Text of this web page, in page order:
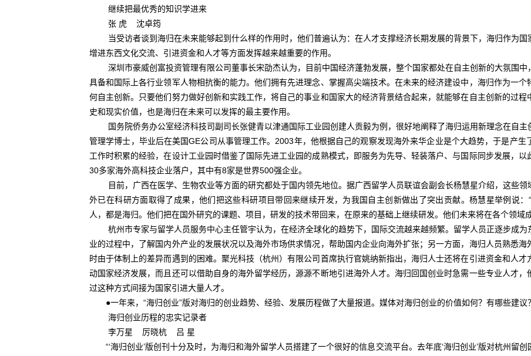
继续把最优秀的知识学进来
张 虎 沈卓筠
当受访者谈到海归在未来能够起到什么样的作用时，他们普遍认为：在人才支撑经济长期发展的背景下，海归作为国
增进东西文化交流、引进资金和人才等方面发挥越来越重要的作用。
深圳市豪威创富投资管理有限公司董事长宋劭杰认为，目前中国经济蓬勃发展，整个国家都处在自主创新的大氛围中
具备和国际上各行业领军人物相抗衡的能力。他们拥有先进理念、掌握高尖端技术。在未来的经济建设中，海归作为一
何自主创新。只要他们努力做好创新和实践工作，将自己的事业和国家大的经济背景结合起来，就能够在自主创新的过
史和现实价值，也是海归在未来可以发挥的最主要作用。
国务院侨务办公室经济科技司副司长张健青以津通国际工业园创建人贡毅为例，很好地阐释了海归运用新理念在自主
管理学博士，毕业后在美国GE公司从事管理工作。2003年，他根据自己的观察发现海外来华企业是个大趋势，于是产
工作时积累的经验，在设计工业园时借鉴了国际先进工业园的成熟模式，即服务为先导、轻装落户、与国际同步发展，
30多家海外高科技企业落户，其中有8家是世界500强企业。
目前，广西在医学、生物农业等方面的研究都处于国内领先地位。据广西留学人员联谊会副会长杨慧星介绍，这些领
外已在科研方面取得了成果，他们把这些科研项目带回来继续开发，为我国自主创新做出了突出贡献。杨慧星举例说
人，都是海归。他们把在国外研究的课题、项目，研发的技术带回来，在原来的基础上继续研发。他们未来将在各个领域
杭州市专家与留学人员服务中心主任管宇认为，在经济全球化的趋势下，国际交流越来越频繁。留学人员正逐步成为
业的过程中，了解国内外产业的发展状况以及海外市场供求情况，帮助国内企业向海外扩张；另一方面，海归人员熟悉
时由于体制上的差异而遇到的困难。聚光科技（杭州）有限公司首席执行官姚纳新指出，海归人士还将在引进资金和人
动国家经济发展，而且还可以借助自身的海外留学经历，源源不断地引进海外人才。海归回国创业时急需一些专业人才
过这种方式间接为国家引进大量人才。
●一年来，“海归创业”版对海归的创业趋势、经验、发展历程做了大量报道。媒体对海归创业的价值如何？有哪些建议？
海归创业历程的忠实记录者
李万星 厉晓杭 吕 星
“‘海归创业’版创刊十分及时，为海归和海外留学人员搭建了一个很好的信息交流平台。去年底‘海归创业’版对杭州留创